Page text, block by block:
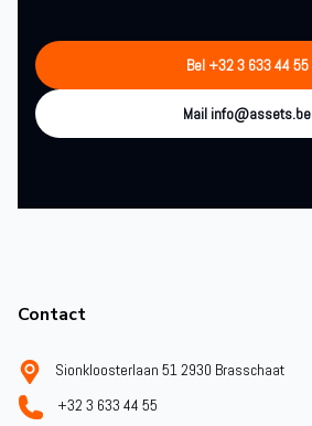
Bel +32 3 633 44 55
Mail info@assets.be
Contact
Sionkloosterlaan 51 2930 Brasschaat
+32 3 633 44 55